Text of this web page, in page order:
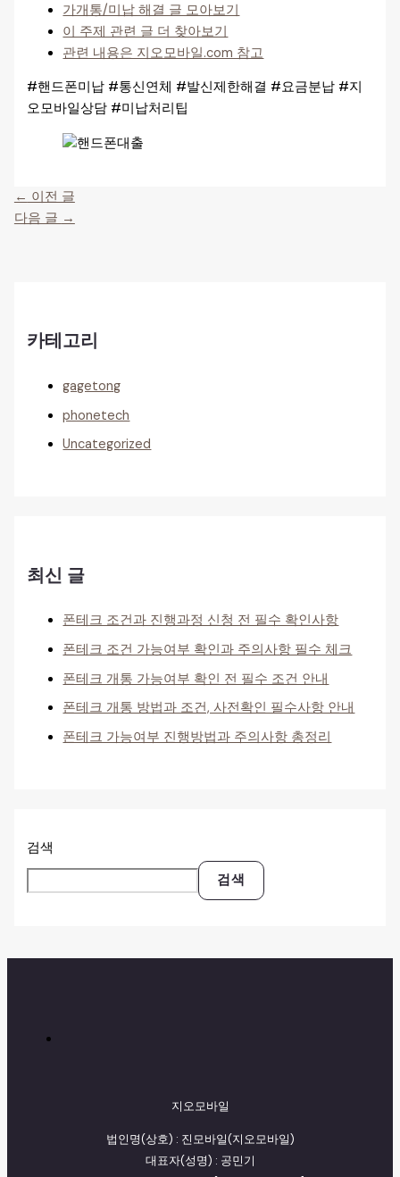
가개통/미납 해결 글 모아보기
이 주제 관련 글 더 찾아보기
관련 내용은 지오모바일.com 참고
#핸드폰미납 #통신연체 #발신제한해결 #요금분납 #지
오모바일상담 #미납처리팁
← 이전 글
다음 글 →
카테고리
gagetong
phonetech
Uncategorized
최신 글
폰테크 조건과 진행과정 신청 전 필수 확인사항
폰테크 조건 가능여부 확인과 주의사항 필수 체크
폰테크 개통 가능여부 확인 전 필수 조건 안내
폰테크 개통 방법과 조건, 사전확인 필수사항 안내
폰테크 가능여부 진행방법과 주의사항 총정리
검색
검색
지오모바일
법인명(상호) : 진모바일(지오모바일)
대표자(성명) : 공민기